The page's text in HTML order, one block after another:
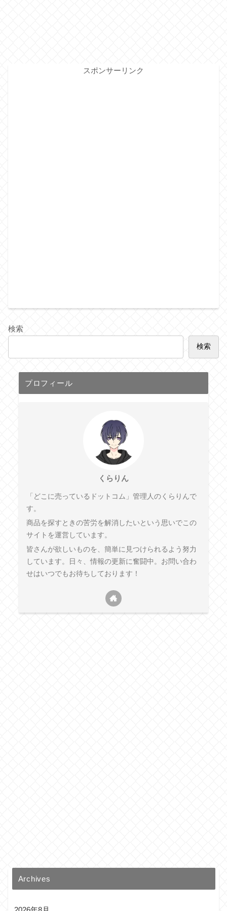
スポンサーリンク
検索
検索
プロフィール
くらりん
「どこに売っているドットコム」管理人のくらりんで
す。
商品を探すときの苦労を解消したいという思いでこの
サイトを運営しています。
皆さんが欲しいものを、簡単に見つけられるよう努力
しています。日々、情報の更新に奮闘中。お問い合わ
せはいつでもお待ちしております！
Archives